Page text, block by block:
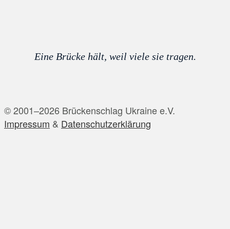
Eine Brücke hält, weil viele sie tragen.
© 2001–2026 Brückenschlag Ukraine e.V.
Impressum & Datenschutzerklärung